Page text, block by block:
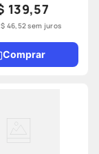
139,57
46,52sem juros
Comprar